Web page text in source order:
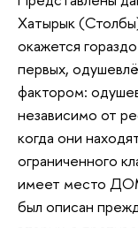
Хатырык
окажется
первых,
фактором:
независимо от
когда они
ограниченного
имеет место
был описан